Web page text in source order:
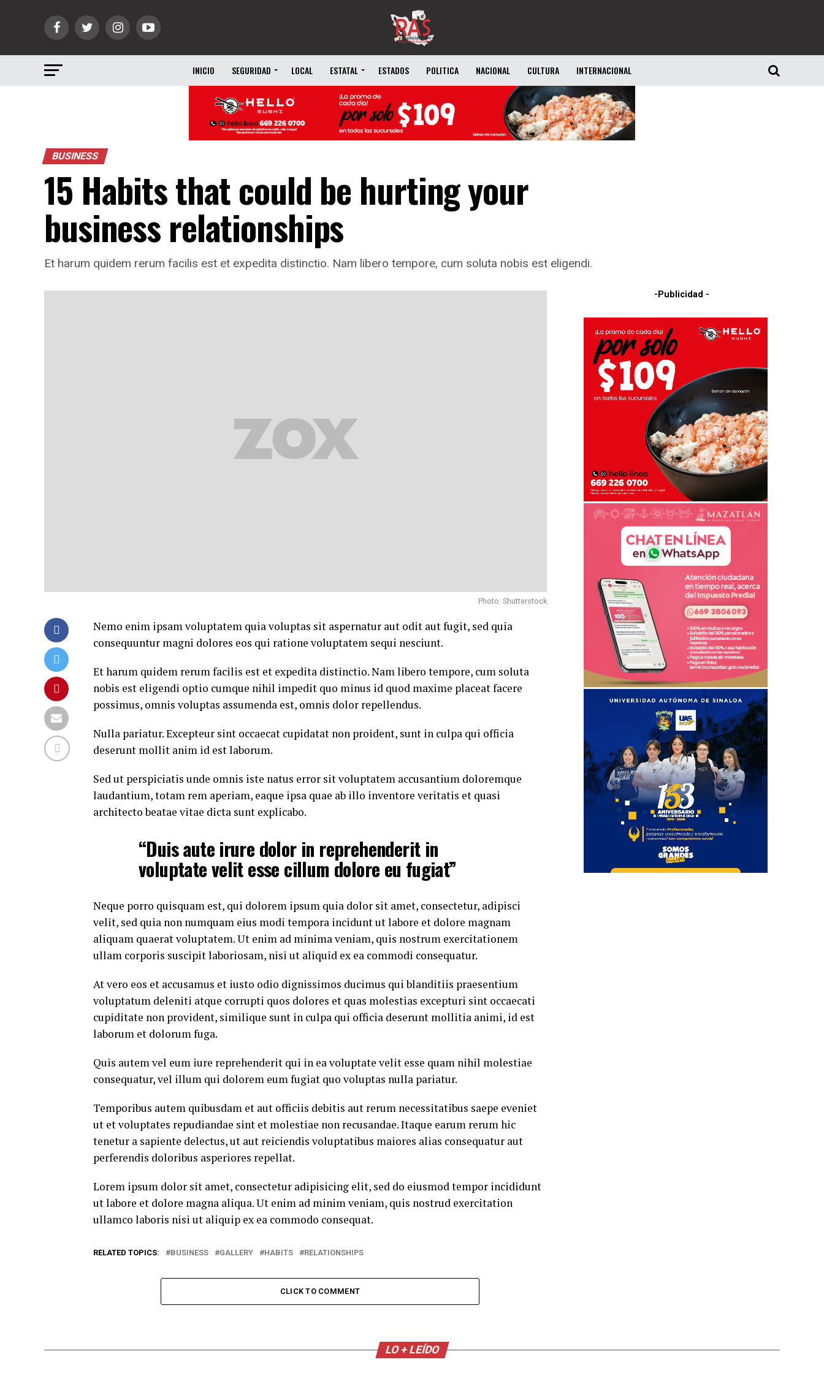
INICIO SEGURIDAD LOCAL ESTATAL ESTADOS POLITICA NACIONAL CULTURA INTERNACIONAL
BUSINESS
15 Habits that could be hurting your
business relationships
Et harum quidem rerum facilis est et expedita distinctio. Nam libero tempore, cum soluta nobis est eligendi.
Photo: Shutterstock
Nemo enim ipsam voluptatem quia voluptas sit aspernatur aut odit aut fugit, sed quia
consequuntur magni dolores eos qui ratione voluptatem sequi nesciunt.
Et harum quidem rerum facilis est et expedita distinctio. Nam libero tempore, cum soluta
nobis est eligendi optio cumque nihil impedit quo minus id quod maxime placeat facere
possimus, omnis voluptas assumenda est, omnis dolor repellendus.
Nulla pariatur. Excepteur sint occaecat cupidatat non proident, sunt in culpa qui officia
deserunt mollit anim id est laborum.
Sed ut perspiciatis unde omnis iste natus error sit voluptatem accusantium doloremque
laudantium, totam rem aperiam, eaque ipsa quae ab illo inventore veritatis et quasi
architecto beatae vitae dicta sunt explicabo.
“Duis aute irure dolor in reprehenderit in
voluptate velit esse cillum dolore eu fugiat”
Neque porro quisquam est, qui dolorem ipsum quia dolor sit amet, consectetur, adipisci
velit, sed quia non numquam eius modi tempora incidunt ut labore et dolore magnam
aliquam quaerat voluptatem. Ut enim ad minima veniam, quis nostrum exercitationem
ullam corporis suscipit laboriosam, nisi ut aliquid ex ea commodi consequatur.
At vero eos et accusamus et iusto odio dignissimos ducimus qui blanditiis praesentium
voluptatum deleniti atque corrupti quos dolores et quas molestias excepturi sint occaecati
cupiditate non provident, similique sunt in culpa qui officia deserunt mollitia animi, id est
laborum et dolorum fuga.
Quis autem vel eum iure reprehenderit qui in ea voluptate velit esse quam nihil molestiae
consequatur, vel illum qui dolorem eum fugiat quo voluptas nulla pariatur.
Temporibus autem quibusdam et aut officiis debitis aut rerum necessitatibus saepe eveniet
ut et voluptates repudiandae sint et molestiae non recusandae. Itaque earum rerum hic
tenetur a sapiente delectus, ut aut reiciendis voluptatibus maiores alias consequatur aut
perferendis doloribus asperiores repellat.
Lorem ipsum dolor sit amet, consectetur adipisicing elit, sed do eiusmod tempor incididunt
ut labore et dolore magna aliqua. Ut enim ad minim veniam, quis nostrud exercitation
ullamco laboris nisi ut aliquip ex ea commodo consequat.
RELATED TOPICS: BUSINESS GALLERY HABITS RELATIONSHIPS
CLICK TO COMMENT
-Publicidad -
LO + LEÍDO